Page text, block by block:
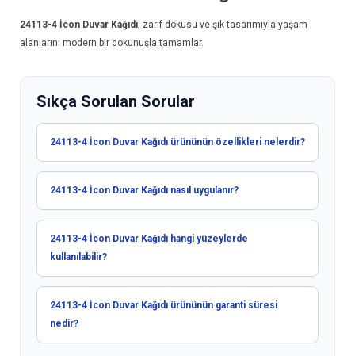
24113-4 İcon Duvar Kağıdı , zarif dokusu ve şık tasarımıyla yaşam
alanlarını modern bir dokunuşla tamamlar.
Sıkça Sorulan Sorular
24113-4 İcon Duvar Kağıdı ürününün özellikleri nelerdir?
24113-4 İcon Duvar Kağıdı nasıl uygulanır?
24113-4 İcon Duvar Kağıdı hangi yüzeylerde
kullanılabilir?
24113-4 İcon Duvar Kağıdı ürününün garanti süresi
nedir?